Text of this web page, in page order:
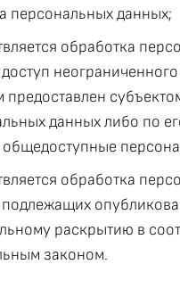
персональных данных;
обработка
предоставлен
данных либо по
общедоступные
обработка
раскрытию в
законом.